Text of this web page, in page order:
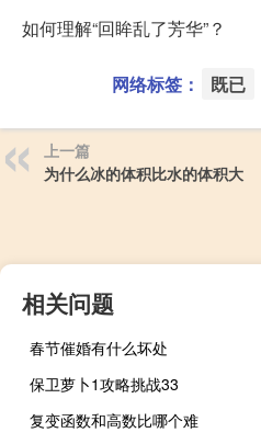
如何理解“回眸乱了芳华”？
网络标签： 既已
上一篇
为什么冰的体积比水的体积大
相关问题
春节催婚有什么坏处
保卫萝卜1攻略挑战33
复变函数和高数比哪个难